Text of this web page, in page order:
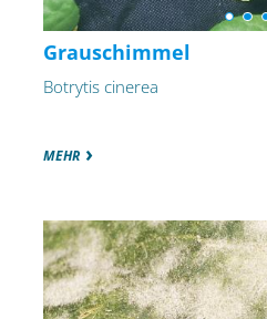
Grauschimmel
Botrytis cinerea
MEHR